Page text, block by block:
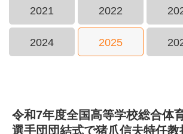
2021 2022
2024 2025
令和7年度全国高等学校総合体
選手団団結式で猪爪信夫特任教